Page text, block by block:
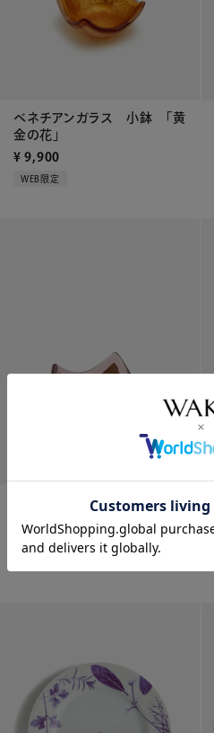
ベネチアンガラス 小鉢 「黄
金の花」
¥ 9,900
WEB限定
ベネチアンガラス 小鉢 「黄
9,900